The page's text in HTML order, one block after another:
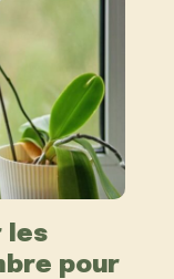
les
pour